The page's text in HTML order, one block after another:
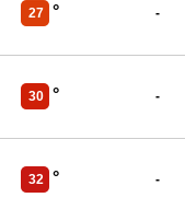
27 ° -
30 ° -
32 ° -